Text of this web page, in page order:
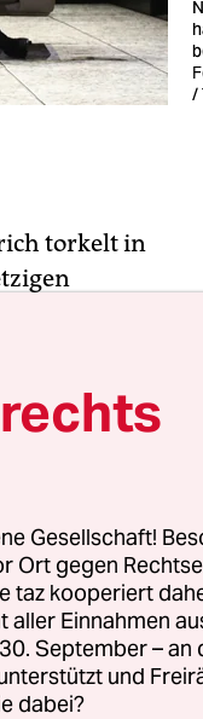
/
torkelt in
römischer
sexy Poppea
Jaders
mit der
Gesellschaft!
Ort gegen
taz kooperiert
aller Einnahmen
September – an
und
dabei?